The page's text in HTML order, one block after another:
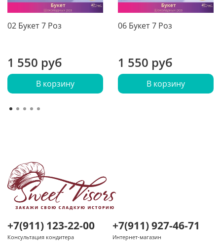
02 Букет 7 Роз
1 550 руб
В корзину
06 Букет 7 Роз
1 550 руб
В корзину
+7(911) 123-22-00
Консультация кондитера
+7(911) 927-46-71
Интернет-магазин